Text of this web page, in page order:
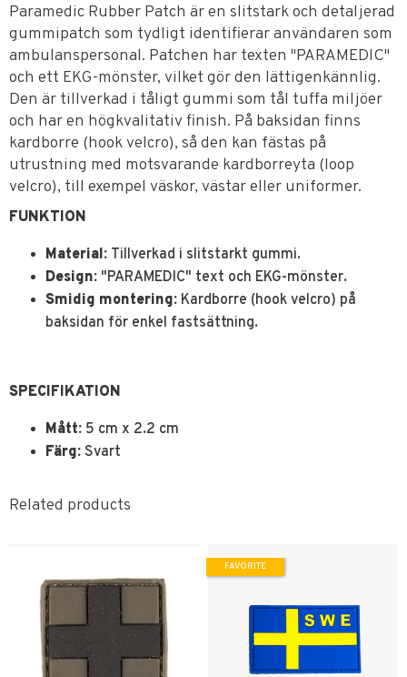
Paramedic Rubber Patch är en slitstark och detaljerad
gummipatch som tydligt identifierar användaren som
ambulanspersonal. Patchen har texten "PARAMEDIC"
och ett EKG-mönster, vilket gör den lättigenkännlig.
Den är tillverkad i tåligt gummi som tål tuffa miljöer
och har en högkvalitativ finish. På baksidan finns
kardborre (hook velcro), så den kan fästas på
utrustning med motsvarande kardborreyta (loop
velcro), till exempel väskor, västar eller uniformer.
FUNKTION
Material: Tillverkad i slitstarkt gummi.
Design: "PARAMEDIC" text och EKG-mönster.
Smidig montering: Kardborre (hook velcro) på
baksidan för enkel fastsättning.
SPECIFIKATION
Mått: 5 cm x 2.2 cm
Färg: Svart
Related products
FAVORITE